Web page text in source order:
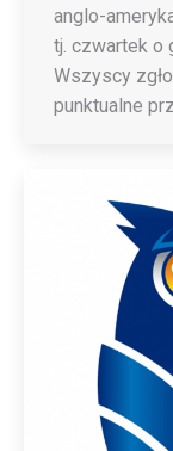
anglo-
tj. czwartek o
Wszyscy
punktualne